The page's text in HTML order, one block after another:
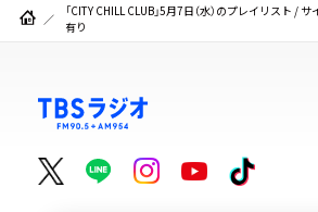
「CITY CHILL CLUB」5月7日（水）のプレイリスト /
有り